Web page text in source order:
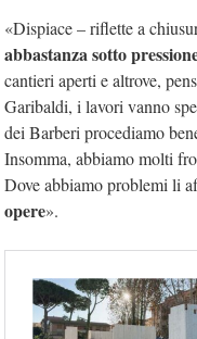
«Dispiace – riflette a
abbastanza sotto
cantieri aperti e altrove,
Garibaldi, i lavori vanno
dei Barberi procediamo
Insomma, abbiamo molti
Dove abbiamo problemi li
opere».